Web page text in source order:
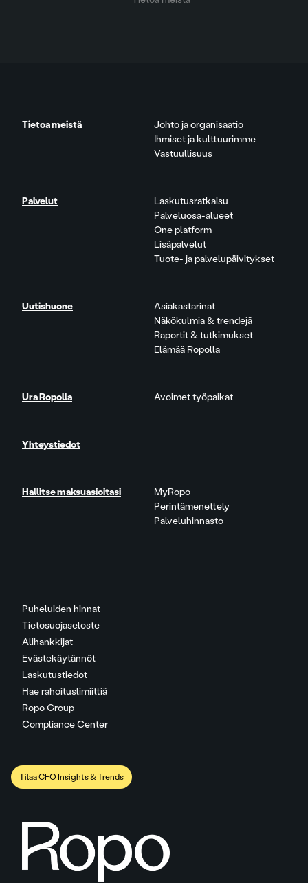
Puheluiden hinnat
Tietosuojaseloste
Alihankkijat
Evästekäytännöt
Laskutustiedot
Hae rahoituslimiittiä
Ropo Group
Compliance Center
Tietoa meistä
Johto ja organisaatio
Ihmiset ja kulttuurimme
Vastuullisuus
Palvelut
Laskutusratkaisu
Palveluosa-alueet
One platform
Lisäpalvelut
Tuote- ja palvelupäivitykset
Uutishuone
Asiakastarinat
Näkökulmia & trendejä
Raportit & tutkimukset
Elämää Ropolla
Ura Ropolla Avoimet työpaikat
Yhteystiedot
Hallitse maksuasioitasi
MyRopo
Perintämenettely
Palveluhinnasto
Tilaa CFO Insights & Trends